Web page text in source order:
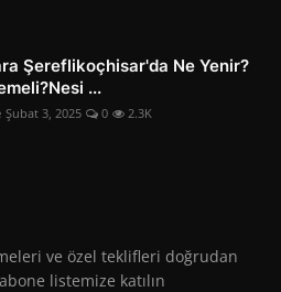
Şereflikoçhisar'da Ne Yenir?
...
Şubat 3, 2025 0 2.3K
ve özel teklifleri doğrudan
listemize katılın